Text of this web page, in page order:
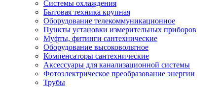
Системы охлаждения
Бытовая техника крупная
Оборудование телекоммуникационное
Пункты установки измерительных приборов
Муфты, фитинги сантехнические
Оборудование высоковольтное
Компенсаторы сантехнические
Аксессуары для канализационной системы
Фотоэлектрическое преобразование энергии
Трубы